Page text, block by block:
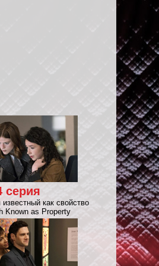
серия
как свойство
Known as Property